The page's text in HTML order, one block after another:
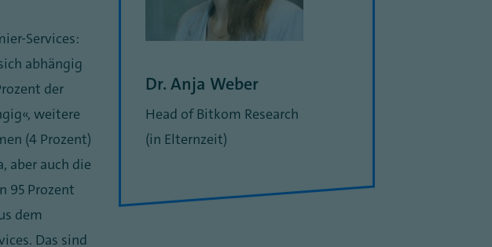
Services:
abhängig
der
weitere
(4 Prozent)
aber auch die
95 Prozent
dem
Das sind
Dr. Anja Weber
Head of Bitkom Research
(in Elternzeit)